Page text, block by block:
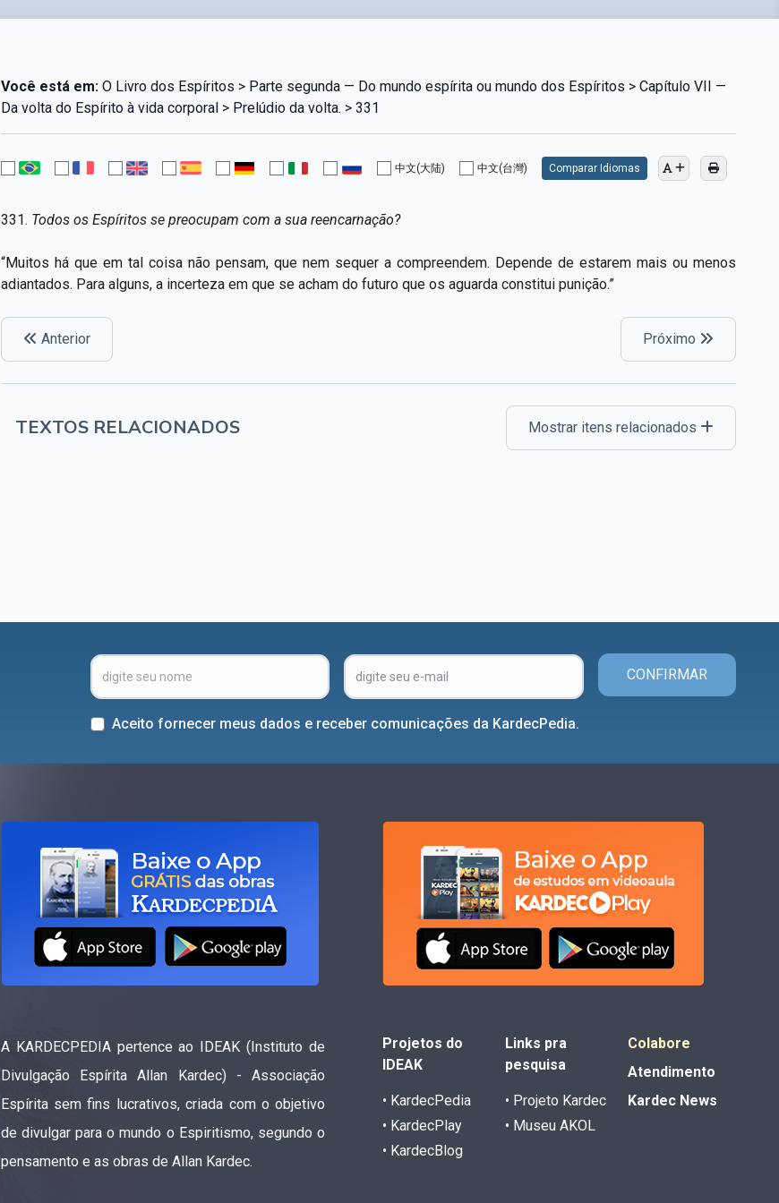
Você está em:O Livro dos Espíritos > Parte segunda — Do mundo espírita ou mundo dos Espíritos > Capítulo VII —
Da volta do Espírito à vida corporal > Prelúdio da volta. > 331
中文(大陆) 中文(台灣) Comparar Idiomas
331. Todos os Espíritos se preocupam com a sua reencarnação?
“Muitos há que em tal coisa não pensam, que nem sequer a compreendem. Depende de estarem mais ou menos
adiantados. Para alguns, a incerteza em que se acham do futuro que os aguarda constitui punição.”
Anterior Próximo
TEXTOS RELACIONADOS Mostrar itens relacionados
CONFIRMAR
Aceito fornecer meus dados e receber comunicações da KardecPedia.
A KARDECPEDIA pertence ao IDEAK (Instituto de
Divulgação Espírita Allan Kardec) - Associação
Espírita sem fins lucrativos, criada com o objetivo
de divulgar para o mundo o Espiritismo, segundo o
pensamento e as obras de Allan Kardec.
Projetos do
IDEAK
• KardecPedia
• KardecPlay
• KardecBlog
Links pra
pesquisa
• Projeto Kardec
• Museu AKOL
Colabore
Atendimento
Kardec News